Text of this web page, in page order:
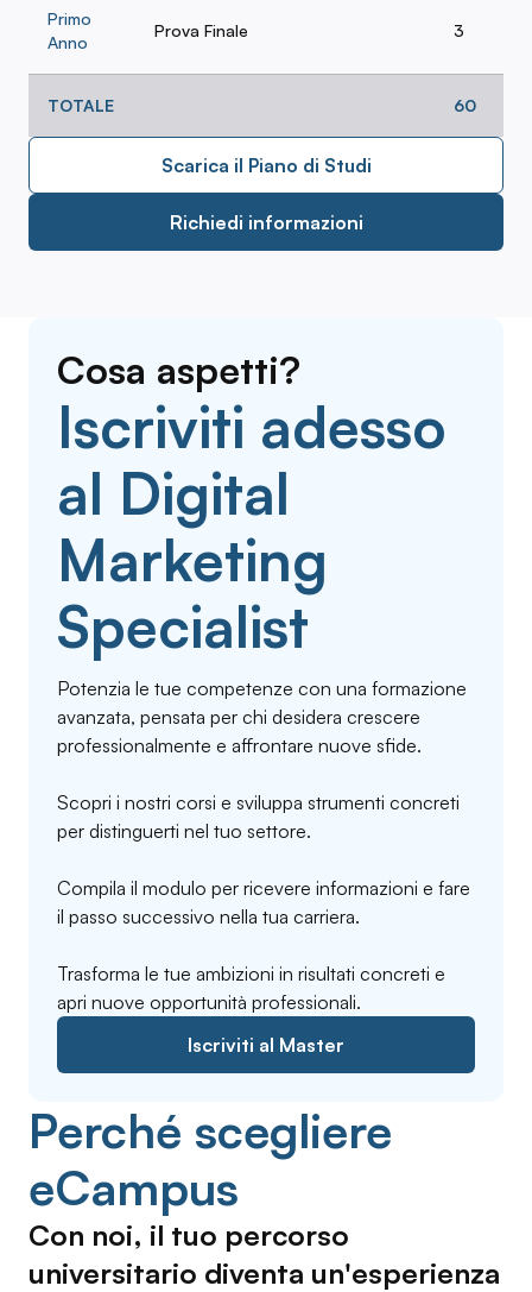
Primo
Anno
Prova Finale 3
TOTALE 60
Scarica il Piano di Studi
Richiedi informazioni
Cosa aspetti?
Iscriviti adesso
al Digital
Marketing
Specialist
Potenzia le tue competenze con una formazione
avanzata, pensata per chi desidera crescere
professionalmente e affrontare nuove sfide.
Scopri i nostri corsi e sviluppa strumenti concreti
per distinguerti nel tuo settore.
Compila il modulo per ricevere informazioni e fare
il passo successivo nella tua carriera.
Trasforma le tue ambizioni in risultati concreti e
apri nuove opportunità professionali.
Iscriviti al Master
Perché scegliere
eCampus
Con noi, il tuo percorso
universitario diventa un'esperienza